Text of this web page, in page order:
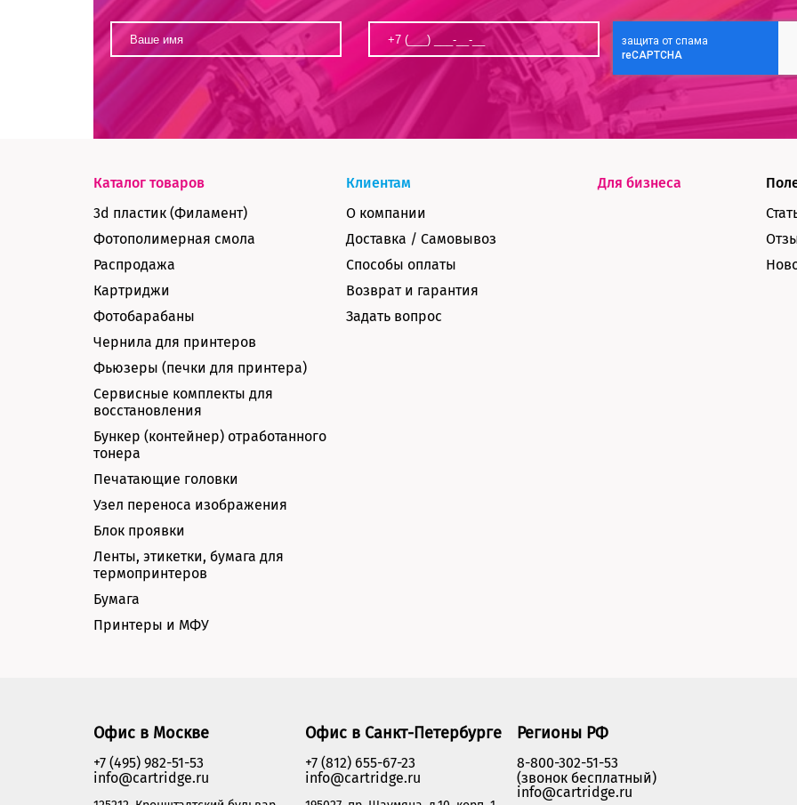
Каталог товаров
3d пластик (Филамент)
Фотополимерная смола
Распродажа
Картриджи
Фотобарабаны
Чернила для принтеров
Фьюзеры (печки для принтера)
Сервисные комплекты для
восстановления
Бункер (контейнер) отработанного
тонера
Печатающие головки
Узел переноса изображения
Блок проявки
Ленты, этикетки, бумага для
термопринтеров
Бумага
Принтеры и МФУ
Клиентам
О компании
Доставка / Самовывоз
Способы оплаты
Возврат и гарантия
Задать вопрос
Для бизнеса
Офис в Москве
+7 (495) 982-51-53
info@cartridge.ru
Офис в Санкт-Петербурге
+7 (812) 655-67-23
info@cartridge.ru
Регионы РФ
8-800-302-51-53
(звонок бесплатный)
info@cartridge.ru